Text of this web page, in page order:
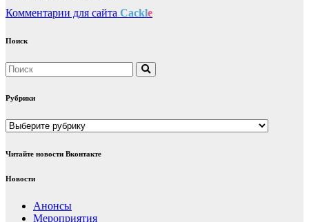
Комментарии для сайта Cackle
Поиск
Рубрики
Рубрики
Читайте новости Вконтакте
Новости
Анонсы
Мероприятия